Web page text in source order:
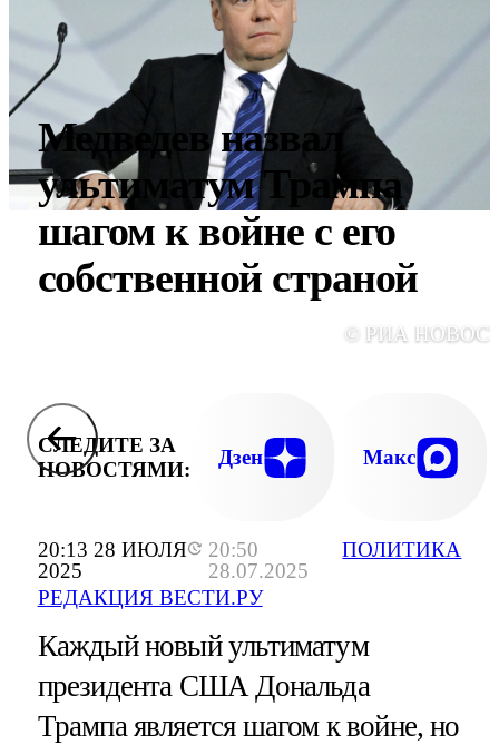
20:13 28 ИЮЛЯ
2025
20:50
28.07.2025
РЕДАКЦИЯ ВЕСТИ.РУ
ПОЛИТИКА
Медведев назвал
ультиматум Трампа
шагом к войне с его
собственной страной
© РИА
СЛЕДИТЕ ЗА
НОВОСТЯМИ:
Дзен Макс
Каждый новый ультиматум
президента США Дональда
Трампа является шагом к войне, но